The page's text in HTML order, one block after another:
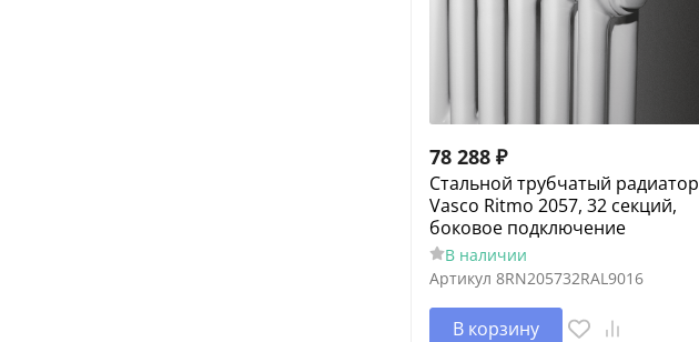
78 288 ₽
Cтальной трубчатый радиатор
Vasco Ritmo 2057, 32 секций,
боковое подключение
В наличии
Артикул 8RN205732RAL9016
В корзину